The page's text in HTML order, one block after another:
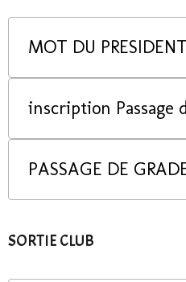
MOT DU PRESIDENT
PASSAGE DE
SORTIE CLUB